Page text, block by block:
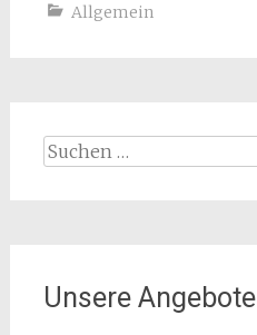
Allgemein
Suchen
nach:
Unsere Angebote